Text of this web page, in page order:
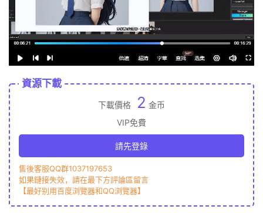
資源下載
下載價格 2 金币
VIP免費
請先登錄
售後客服QQ群1037197653
如果鏈接失效，請在最下方評論區留言
【最好别用百度浏覽器和QQ浏覽器】